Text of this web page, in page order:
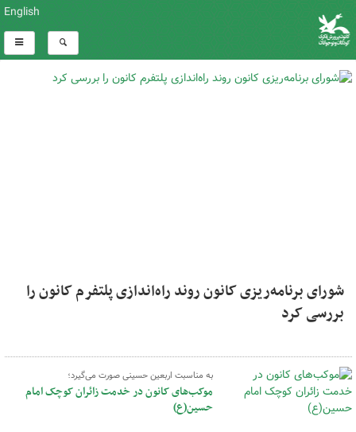
English
شورای برنامه‌ریزی کانون روند راه‌اندازی پلتفرم کانون را
بررسی کرد
به مناسبت اربعین حسینی صورت می‌گیرد؛
موکب‌های کانون در خدمت زائران کوچک امام
حسین(ع)